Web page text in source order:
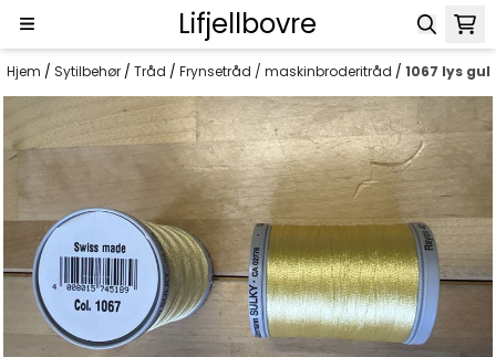
Hopp til innhold Lifjellbovre
Hjem / Sytilbehør / Tråd / Frynsetråd / maskinbroderitråd / 1067 lys gul